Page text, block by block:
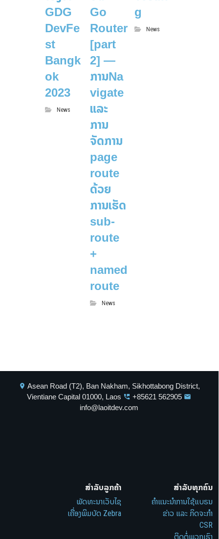
GDG
DevFe
st
Bangk
ok
2023
News
Go
Router
[part
2] —
ການNa
vigate
ແລະ
ການ
ຈັດການ
page
route
ດ້ວຍ
ການເຮັດ
sub-
route
+
named
route
News
g
News
location_on Asean Road (T2), Ban Nakham, Sikhottabong District,
Vientiane Capital 01000, Laos perm_phone_msg +85621 562905 email
info@laoitdev.com
ເຄື່ອງພິມບັດ Zebra
ຂ່າວ ແລະ ກິດຈະກຳ
ຕິດຕໍ່ພວກເຮົາ
ອາຊີບ